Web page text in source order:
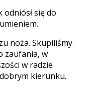
się do
noża. Skupiliśmy
zaufania, w
w radzie
kierunku.